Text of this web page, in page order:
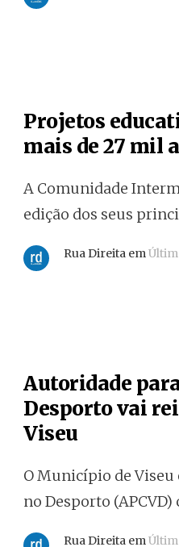
Projetos
mais de 27 mil
A Comunidade
edição dos seus
Rua Direita em
Autoridade
Desporto vai
Viseu
O Município de Viseu
no Desporto
Rua Direita em